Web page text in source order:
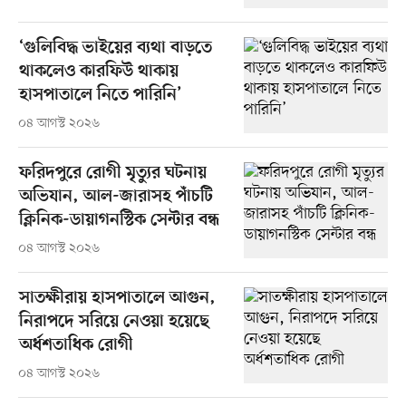
‘গুলিবিদ্ধ ভাইয়ের ব্যথা বাড়তে
থাকলেও কারফিউ থাকায়
হাসপাতালে নিতে পারিনি’
০৪ আগস্ট ২০২৬
ফরিদপুরে রোগী মৃত্যুর ঘটনায়
অভিযান, আল-জারাসহ পাঁচটি
ক্লিনিক-ডায়াগনস্টিক সেন্টার বন্ধ
০৪ আগস্ট ২০২৬
সাতক্ষীরায় হাসপাতালে আগুন,
নিরাপদে সরিয়ে নেওয়া হয়েছে
অর্ধশতাধিক রোগী
০৪ আগস্ট ২০২৬